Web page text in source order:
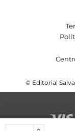
© Editorial